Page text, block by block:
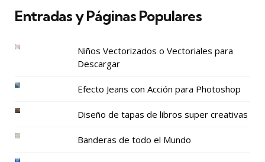
Entradas y Páginas Populares
Niños Vectorizados o Vectoriales para
Descargar
Efecto Jeans con Acción para Photoshop
Diseño de tapas de libros super creativas
Banderas de todo el Mundo